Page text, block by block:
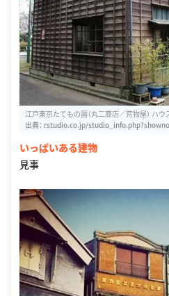
江戸東京たてもの園（丸二商店／荒物屋） ハ
出典： rstudio.co.jp/
いっぱいある建物
見事